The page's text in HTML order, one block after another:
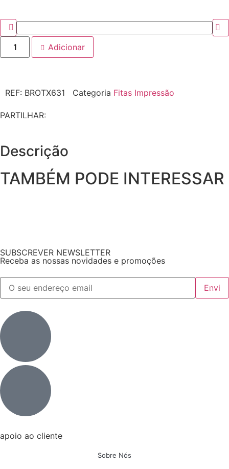
Adicionar
REF: BROTX631 Categoria Fitas Impressão
PARTILHAR:
Descrição
TAMBÉM PODE INTERESSAR
SUBSCREVER NEWSLETTER
Receba as nossas novidades e promoções
apoio ao cliente
Sobre Nós